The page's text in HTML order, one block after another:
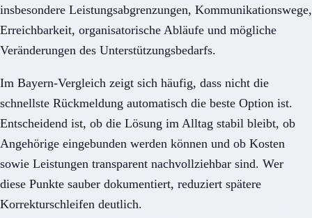
insbesondere Leistungsabgrenzungen, Kommunikationswege,
Erreichbarkeit, organisatorische Abläufe und mögliche
Veränderungen des Unterstützungsbedarfs.
Im Bayern-Vergleich zeigt sich häufig, dass nicht die
schnellste Rückmeldung automatisch die beste Option ist.
Entscheidend ist, ob die Lösung im Alltag stabil bleibt, ob
Angehörige eingebunden werden können und ob Kosten
sowie Leistungen transparent nachvollziehbar sind. Wer
diese Punkte sauber dokumentiert, reduziert spätere
Korrekturschleifen deutlich.